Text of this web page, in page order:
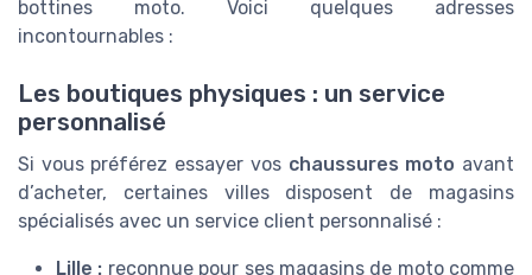
bottines moto. Voici quelques adresses
incontournables :
Les boutiques physiques : un service
personnalisé
Si vous préférez essayer vos chaussures moto avant
d’acheter, certaines villes disposent de magasins
spécialisés avec un service client personnalisé :
Lille : reconnue pour ses magasins de moto comme